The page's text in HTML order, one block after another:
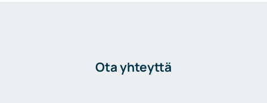
Ota yhteyttä